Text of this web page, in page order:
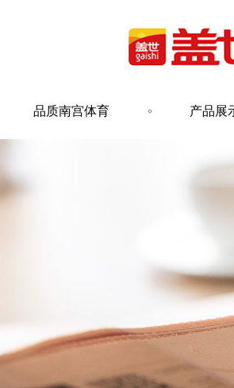
品质南宫体育 产品展